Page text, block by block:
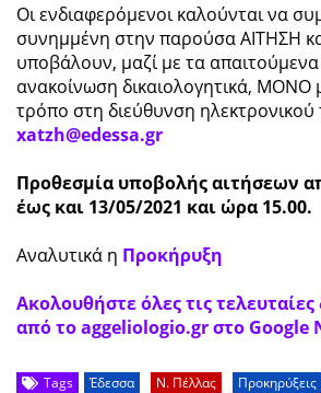
Οι ενδιαφερόμενοι καλούνται να
συνημμένη στην παρούσα ΑΙΤΗΣΗ
υποβάλουν, μαζί με τα
ανακοίνωση δικαιολογητικά, ΜΟΝΟ
τρόπο στη διεύθυνση
xatzh@edessa.gr
Προθεσμία υποβολής αιτήσεων
έως και 13/05/2021 και ώρα 15.00.
Αναλυτικά η Προκήρυξη
Ακολουθήστε όλες τις
από το aggeliologio.gr στο Google
Tags Έδεσσα Ν. Πέλλας Προκηρύξεις